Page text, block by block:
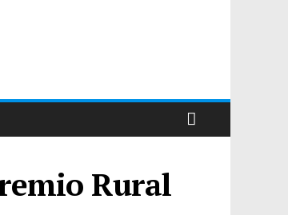
Rural